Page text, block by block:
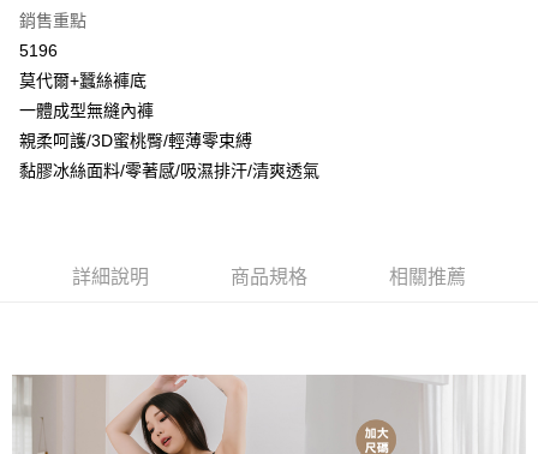
【注意事項】
用戶於交易時，得透過本服務購買商品或服務，並由商店將買賣／分期付款
買賣價金債權讓與本公司後，依約使用本公司帳單繳交帳款。
2.基於同意付款使用「大哥付你分期」之契約關係目的，商店將以您的個人
資料（包含姓名、電話或地址）提供予台灣大哥大進項蒐集、處理及利用，
由本公司與您本人進行分期帳單所需資料之確認、核對及更正。
２．訂單成立數日內，您將收到繳費通知簡訊。
３．收到繳費通知簡訊後14天內，點擊此簡訊中的連結，可透過四大超商／
ATM／網路銀行／等多元方式進行付款，方視為交易完成。
※ 請注意：結帳手續完成當下不需立刻繳費，但若您需要取消訂單，請聯絡
後付繳納相關費用。
※ 交易是否成功請以「AFTEE先享後付 」之結帳頁面顯示為準，若有關於
是否繳費成功／繳費後需取消欲退款等相關疑問，請聯繫「AFTEE先享後付
客戶支援中心」
https://netprotections.freshdesk.com/support/home
易，需依本服務之必要範圍內提供個人資料，並將交易相關給付款項請求債
權轉讓予恩沛科技股份有限公司。
「AFTEE先享後付」，若未經同意申辦者引起之損失，本公司不負相關責
４．使用「AFTEE先享後付」時，將依據個別帳號之用戶狀況，依本公司即
時審查核予不同之上限額度；若仍有額度不足之情形，本公司將視審查結果
全家取貨付款
每筆NT$80，滿NT$499(含以上)免運費
付款後全家取貨
每筆NT$80，滿NT$499(含以上)免運費
萊爾富取貨付款
每筆NT$80，滿NT$799(含以上)免運費
付款後7-11取貨
每筆NT$80，滿NT$799(含以上)免運費
銷售重點
5196
莫代爾+蠶絲褲底
一體成型無縫內褲
親柔呵護/3D蜜桃臀/輕薄零束縛
黏膠冰絲面料/零著感/吸濕排汗/清爽透氣
詳細說明 商品規格 相關推薦